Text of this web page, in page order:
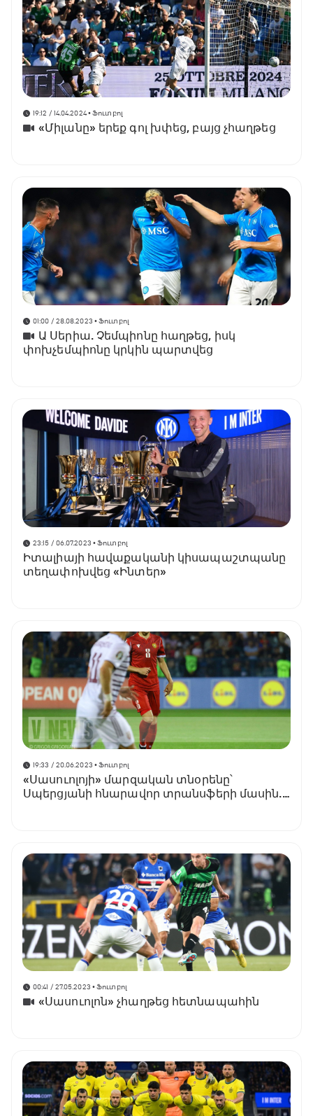
19:12 / 14.04.2024• Ֆուտբոլ
«Միլանը» երեք գոլ խփեց, բայց չհաղթեց
01:00 / 28.08.2023 • Ֆուտբոլ
Ա Սերիա. Չեմպիոնը հաղթեց, իսկ
փոխչեմպիոնը կրկին պարտվեց
23:15 / 06.07.2023 • Ֆուտբոլ
Իտալիայի հավաքականի կիսապաշտպանը
տեղափոխվեց «Ինտեր»
19:33 / 20.06.2023 • Ֆուտբոլ
«Սասուոլոյի» մարզական տնօրենը՝
Սպերցյանի հնարավոր տրանսֆերի մասին.
00:41 / 27.05.2023 • Ֆուտբոլ
«Սասուոլոն» չհաղթեց հետնապահին